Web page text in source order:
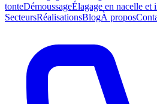
tonteDémoussageÉlagage en nacelle et
SecteursRéalisationsBlogÀ propos